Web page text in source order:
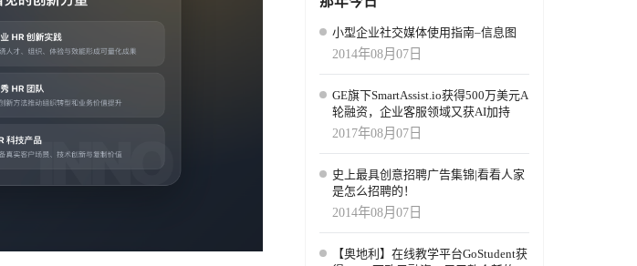
小型企业社交媒体使用指南–信息图
2014年08月07日
GE旗下SmartAssist.io获得500万美元A
轮融资，企业客服领域又获AI加持
2017年08月07日
史上最具创意招聘广告集锦|看看人家
是怎么招聘的！
2014年08月07日
【奥地利】在线教学平台GoStudent获